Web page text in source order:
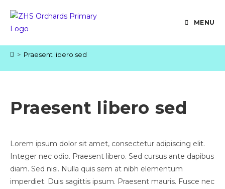
content
MENU
> Praesent libero sed
Praesent libero sed
Lorem ipsum dolor sit amet, consectetur adipiscing elit.
Integer nec odio. Praesent libero. Sed cursus ante dapibus
diam. Sed nisi. Nulla quis sem at nibh elementum
imperdiet. Duis sagittis ipsum. Praesent mauris. Fusce nec